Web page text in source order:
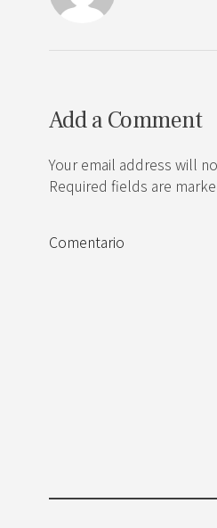
Add a Comment
Your email address will
Required fields are
Comentario